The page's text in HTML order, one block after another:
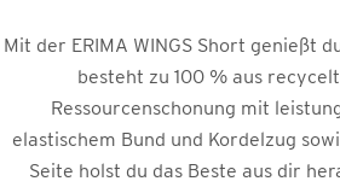
Mit der ERIMA WINGS Short genießt
besteht zu 100 % aus
Ressourcenschonung mit
elastischem Bund und Kordelzug
Seite holst du das Beste aus dir